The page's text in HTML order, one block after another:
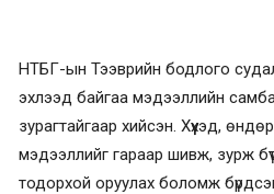
НТБГ-ын Тээврийн бодлого
эхлээд байгаа мэдээллийн
зурагтайгаар хийсэн. Хүүхэд,
мэдээллийг гараар шивж, зурж
тодорхой оруулах боломж